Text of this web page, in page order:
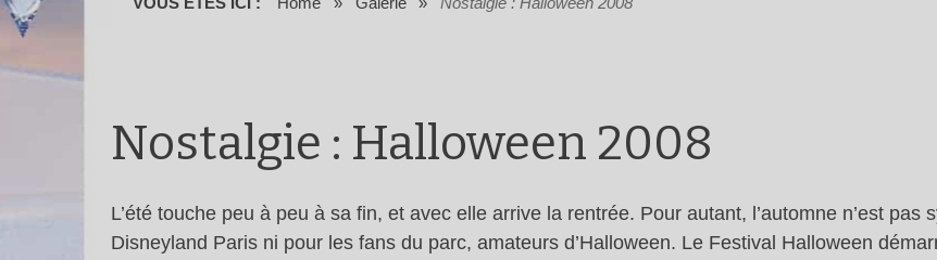
Nostalgie : Halloween 2008
L’été touche peu à peu à sa fin, et avec elle arrive la rentrée. Pour autant, l’automne n’est
Disneyland Paris ni pour les fans du parc, amateurs d’Halloween. Le Festival Halloween